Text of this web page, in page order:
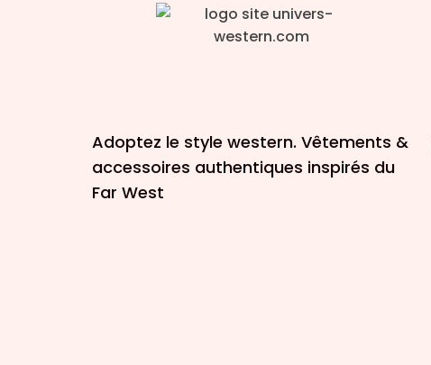
Adoptez le style western. Vêtements &
accessoires authentiques inspirés du
Far West